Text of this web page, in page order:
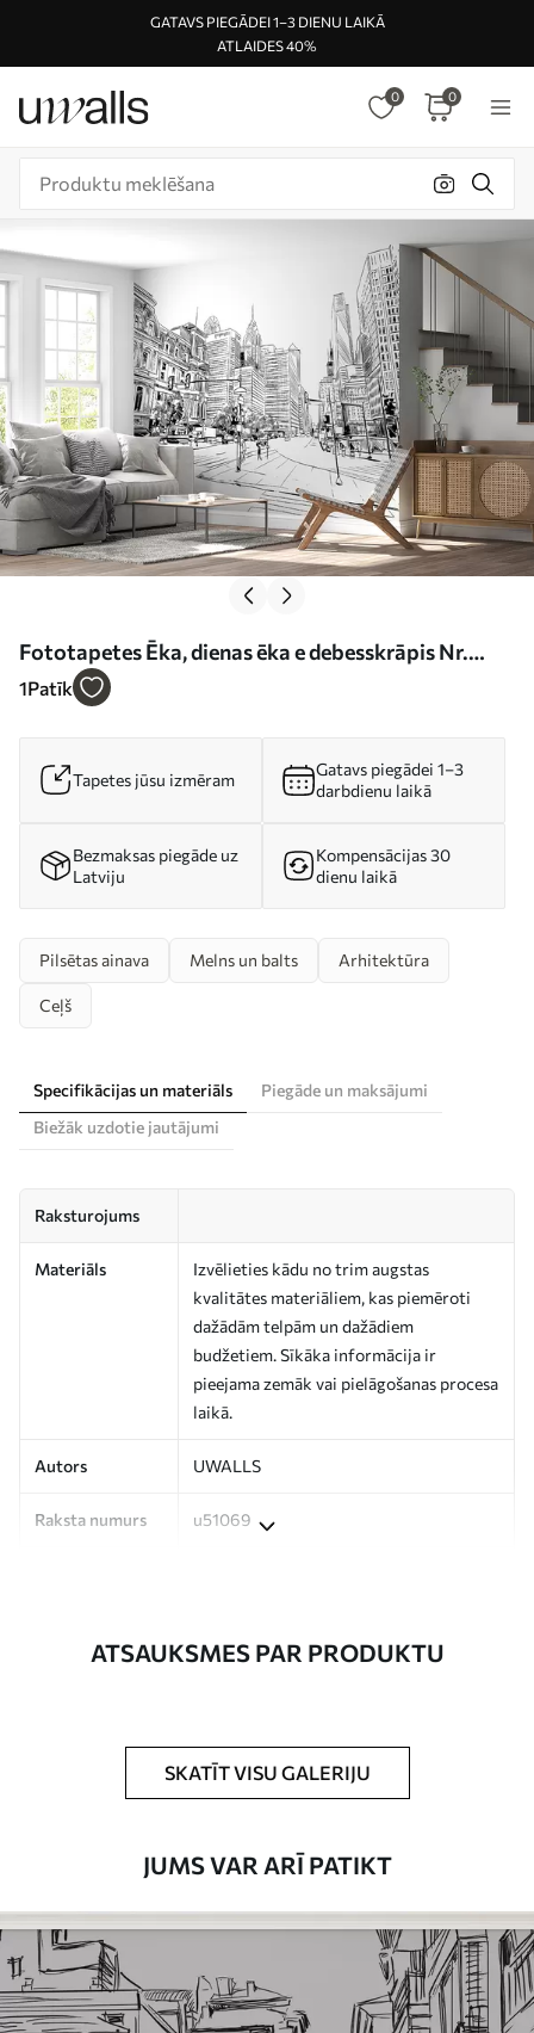
GATAVS PIEGĀDEI 1–3 DIENU LAIKĀ
ATLAIDES 40%
0 0
Fototapetes Ēka, dienas ēka e debesskrāpis Nr.
u51069
1Patīk
Tapetes jūsu izmēram
Gatavs piegādei 1–3
darbdienu laikā
Bezmaksas piegāde uz
Latviju
Kompensācijas 30
dienu laikā
Pilsētas ainava Melns un balts Arhitektūra
Ceļš
Specifikācijas un materiāls
Piegāde un maksājumi
Biežāk uzdotie jautājumi
Raksturojums
Materiāls
Izvēlieties kādu no trim augstas
kvalitātes materiāliem, kas piemēroti
dažādām telpām un dažādiem
budžetiem. Sīkāka informācija ir
pieejama zemāk vai pielāgošanas procesa
laikā.
Autors UWALLS
Raksta numurs u51069
Tapetes var viegli notīrīt ar mīkstu sūkli.
Tapetes ar lakas pārklājumu var tīrīt ar
Viengabala lietojums
Pieejamie materiāli
ATSAUKSMES PAR PRODUKTU
SKATĪT VISU GALERIJU
JUMS VAR ARĪ PATIKT